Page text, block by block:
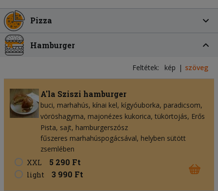
Pizza
Hamburger
Feltétek: kép szöveg
A'la Sziszi hamburger
buci marhahús kínai kel kígyóuborka paradicsom
vöröshagyma majonézes kukorica tükörtojás Erős
Pista sajt hamburgerszósz
fűszeres marhahúspogácsával, helyben sütött
zsemlében
XXL
5 290 Ft
light 3 990 Ft